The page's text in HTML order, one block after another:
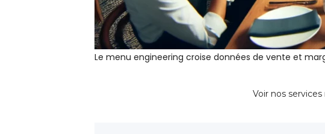
Le menu engineering croise données de vente et
Voir nos